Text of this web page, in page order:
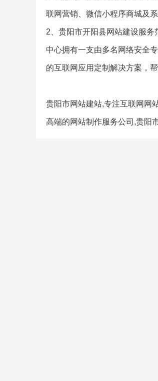
联网营销、微信小程序商城及
2、贵阳市开阳县网站建设服
中心拥有一支由多名网络安全
的互联网应用定制解决方案，
贵阳市网站建站,专注互联网网
高端的网站制作服务公司,贵阳